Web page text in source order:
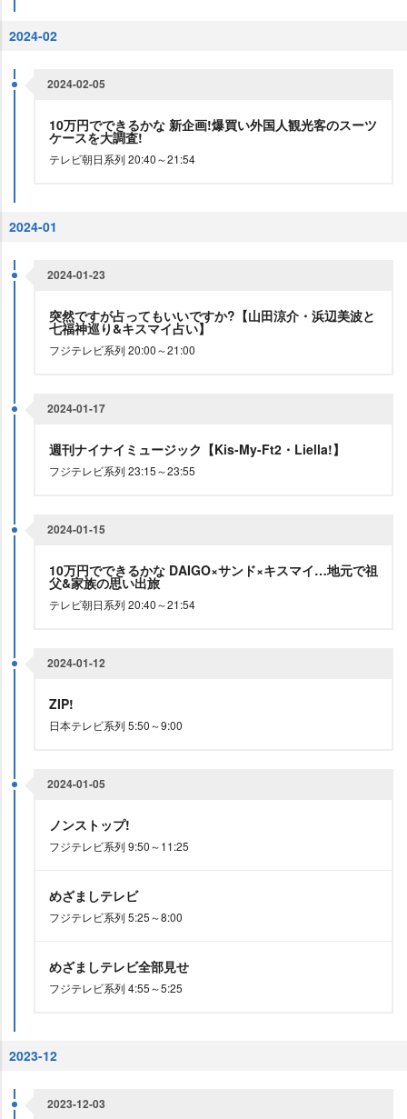
2024-02
2024-02-05
10万円でできるかな 新企画!爆買い外国人観光客のスーツ
ケースを大調査!
テレビ朝日系列 20:40～21:54
2024-01
2024-01-23
突然ですが占ってもいいですか?【山田涼介・浜辺美波と
七福神巡り&キスマイ占い】
フジテレビ系列 20:00～21:00
2024-01-17
週刊ナイナイミュージック【Kis-My-Ft2・Liella!】
フジテレビ系列 23:15～23:55
2024-01-15
10万円でできるかな DAIGO×サンド×キスマイ…地元で祖
父&家族の思い出旅
テレビ朝日系列 20:40～21:54
2024-01-12
ZIP!
日本テレビ系列 5:50～9:00
2024-01-05
ノンストップ!
フジテレビ系列 9:50～11:25
めざましテレビ
フジテレビ系列 5:25～8:00
めざましテレビ全部見せ
フジテレビ系列 4:55～5:25
2023-12
2023-12-03